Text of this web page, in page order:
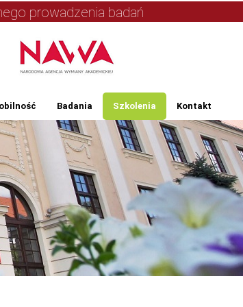
prowadzenia badań
Badania Szkolenia Kontakt